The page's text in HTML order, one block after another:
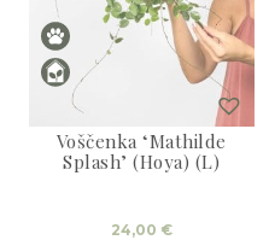
Voščenka ‘Mathilde
Splash’ (Hoya) (L)
24,00 €